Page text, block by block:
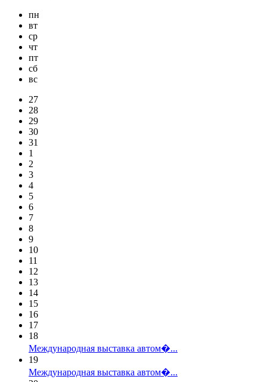
пн
вт
ср
чт
пт
сб
вс
27
28
29
30
31
1
2
3
4
5
6
7
8
9
10
11
12
13
14
15
16
17
18
Международная выставка автом�...
19
Международная выставка автом�...